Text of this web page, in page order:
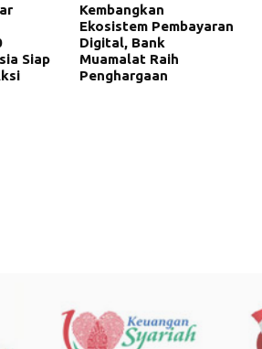
Siap
Kembangkan
Ekosistem Pembayaran
Digital, Bank
Muamalat Raih
Penghargaan